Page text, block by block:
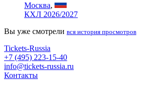
Москва,
КХЛ 2026/2027
Вы уже смотрели вся история просмотров
Tickets-Russia
+7 (495) 223-15-40
info@tickets-russia.ru
Контакты